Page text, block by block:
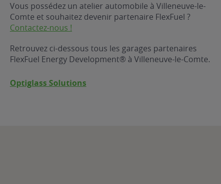
de mon
Vous possédez un atelier automobile à Villeneuve-le-
Comte et souhaitez devenir partenaire FlexFuel ?
Contactez-nous !
Retrouvez ci-dessous tous les garages partenaires
FlexFuel Energy Development® à Villeneuve-le-Comte.
Optiglass Solutions